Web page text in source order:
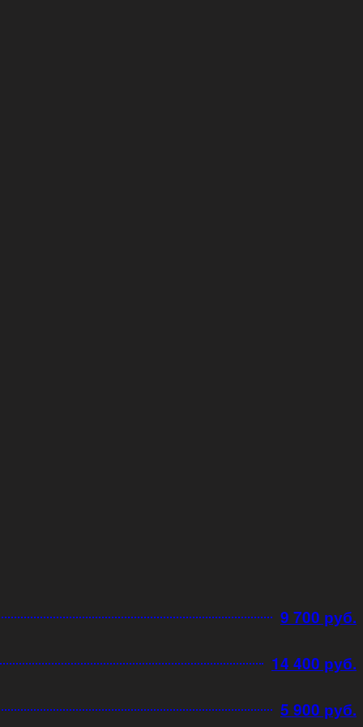
9 700 руб.
14 400 руб.
5 900 руб.